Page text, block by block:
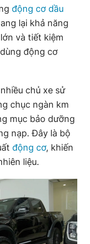
biết
hệ quảng cáo
quảng cáo
404
soạn Chính sách bảo
động cơ dầu
lại khả năng
và tiết kiệm
động cơ
chủ xe sử
chục ngàn km
mục bảo dưỡng
nạp. Đây là bộ
động cơ, khiến
liệu.